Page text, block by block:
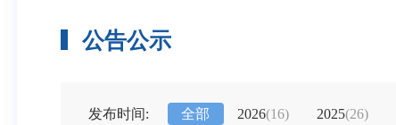
公告公示
发布时间: 全部 2026(16) 2025(26)